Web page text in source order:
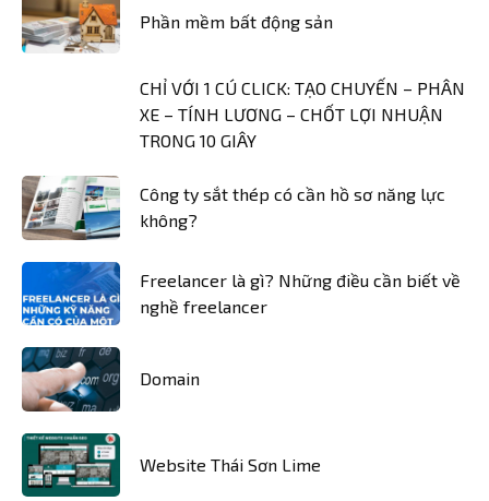
Phần mềm bất động sản
CHỈ VỚI 1 CÚ CLICK: TẠO CHUYẾN – PHÂN
XE – TÍNH LƯƠNG – CHỐT LỢI NHUẬN
TRONG 10 GIÂY
Công ty sắt thép có cần hồ sơ năng lực
không?
Freelancer là gì? Những điều cần biết về
nghề freelancer
Domain
Website Thái Sơn Lime